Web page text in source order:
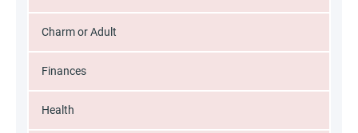
Charm or Adult
Finances
Health